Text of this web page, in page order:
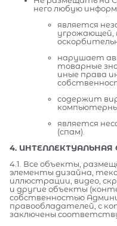
него любую
является
угрожающей,
нарушает
товарные
иные права
содержит
является
(спам).
4. ИНТЕЛЛЕКТУАЛЬНАЯ
4.1. Все объекты,
элементы дизайна,
иллюстрации, видео,
и другие объекты
собственностью
правообладателей, с
заключены